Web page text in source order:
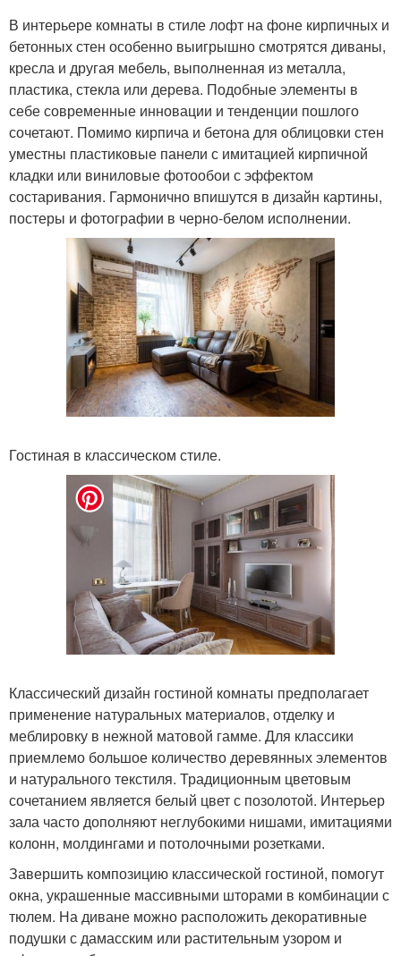
В интерьере комнаты в стиле лофт на фоне кирпичных и
бетонных стен особенно выигрышно смотрятся диваны,
кресла и другая мебель, выполненная из металла,
пластика, стекла или дерева. Подобные элементы в
себе современные инновации и тенденции пошлого
сочетают. Помимо кирпича и бетона для облицовки стен
уместны пластиковые панели с имитацией кирпичной
кладки или виниловые фотообои с эффектом
состаривания. Гармонично впишутся в дизайн картины,
постеры и фотографии в черно-белом исполнении.
Гостиная в классическом стиле.
Классический дизайн гостиной комнаты предполагает
применение натуральных материалов, отделку и
меблировку в нежной матовой гамме. Для классики
приемлемо большое количество деревянных элементов
и натурального текстиля. Традиционным цветовым
сочетанием является белый цвет с позолотой. Интерьер
зала часто дополняют неглубокими нишами, имитациями
колонн, молдингами и потолочными розетками.
Завершить композицию классической гостиной, помогут
окна, украшенные массивными шторами в комбинации с
тюлем. На диване можно расположить декоративные
подушки с дамасским или растительным узором и